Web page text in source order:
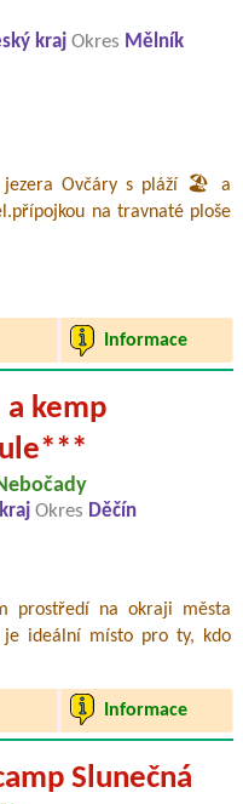
kraj Okres Mělník
jezera Ovčáry s pláží 🏖️ a
na travnaté ploše
Informace
kemp
Okres Děčín
prostředí na okraji města
je ideální místo pro ty, kdo
Informace
Slunečná